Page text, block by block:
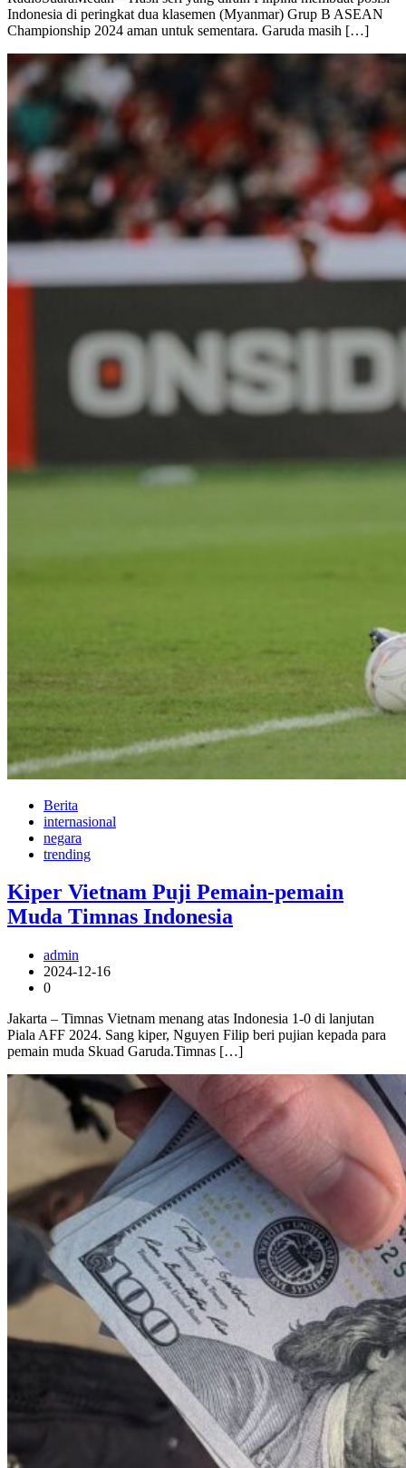
Indonesia di peringkat dua klasemen (Myanmar) Grup B ASEAN
Championship 2024 aman untuk sementara. Garuda masih […]
Berita
internasional
negara
trending
Kiper Vietnam Puji Pemain-pemain
Muda Timnas Indonesia
admin
2024-12-16
0
Jakarta – Timnas Vietnam menang atas Indonesia 1-0 di lanjutan
Piala AFF 2024. Sang kiper, Nguyen Filip beri pujian kepada para
pemain muda Skuad Garuda.Timnas […]